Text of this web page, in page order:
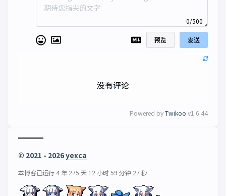
0/500
预览 发送
没有评论
Powered byTwikoo v1.6.44
© 2021 - 2026yexca
本博客已运行 4 年 275 天 12 小时 59 分钟 27 秒